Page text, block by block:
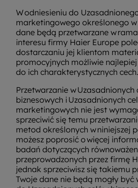
W odniesieniu do
marketingowego określonego
dane będą przetwarzane w
interesu firmy Haier Europe
dostarczaniu jej klientom
promocyjnych możliwie
do ich charakterystycznych cech.
Przetwarzanie w Uzasadnionych
biznesowych i Uzasadnionych
marketingowych nie jest
sprzeciwić się temu
metod określonych w niniejszej
możesz poprosić o więcej
badań dotyczących
przeprowadzonych przez firmę
jednak sprzeciwisz się takiemu
Twoje dane nie będą mogły